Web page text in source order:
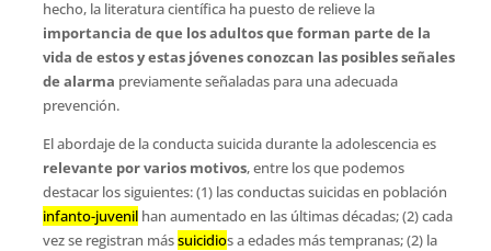
hecho, la literatura científica ha puesto de relieve la
importancia de que los adultos que forman parte de la
vida de estos y estas jóvenes conozcan las posibles señales
de alarma previamente señaladas para una adecuada
prevención.
El abordaje de la conducta suicida durante la adolescencia es
relevante por varios motivos, entre los que podemos
destacar los siguientes: (1) las conductas suicidas en población
infanto-juvenilhan aumentado en las últimas décadas; (2) cada
vez se registran mássuicidios a edades más tempranas; (2) la